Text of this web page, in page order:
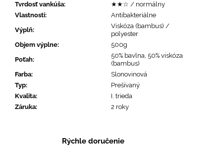
Tvrdosť vankúša:
★★☆ / normálny
Vlastnosti:
Antibakteriálne
Výplň:
Viskóza (bambus) /
polyester
Objem výplne:
500g
Poťah:
50% bavlna, 50% viskóza
(bambus)
Farba:
Slonovinová
Typ:
Prešívaný
Kvalita:
I. trieda
Záruka: 2 roky
Rýchle doručenie